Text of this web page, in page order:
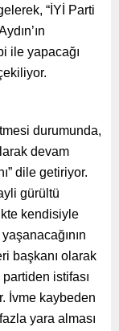
“İYİ Parti
ile yapacağı
durumunda,
devam
dile getiriyor.
gürültü
kendisiyle
başkanı olarak
partiden istifası
İvme kaybeden
yara alması